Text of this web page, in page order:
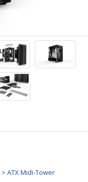
> ATX Midi-Tower